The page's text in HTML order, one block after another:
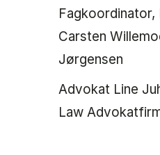
Carsten
Jørgensen
Advokat Line
Law